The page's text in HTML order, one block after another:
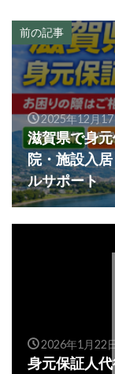
前の記事
2025年12月17
滋賀県で身
院・施設入
ルサポート
2026年1月22
身元保証人